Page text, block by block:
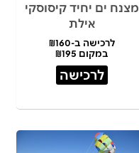
מצנח ים יחיד קיסוסקי
אילת
לרכישה ב-₪160
במקום ₪195
לרכישה